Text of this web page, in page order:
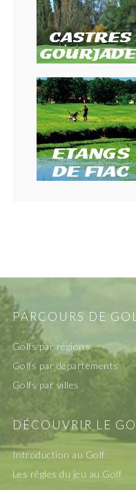
PARCOURS DE
Golfs par régions
Golfs par départements
Golfs par villes
DÉCOUVRIR LE
Introduction au Golf
Les rêgles du jeu au Golf